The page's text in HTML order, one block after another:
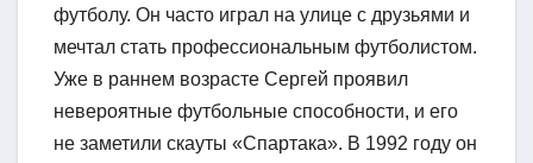
футболу. Он часто играл на улице с друзьями и
мечтал стать профессиональным футболистом.
Уже в раннем возрасте Сергей проявил
невероятные футбольные способности, и его
не заметили скауты «Спартака». В 1992 году он